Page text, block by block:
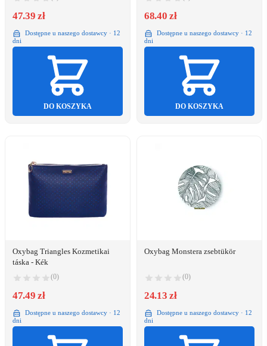
47.39 zł
Dostępne u naszego dostawcy · 12
dni
DO KOSZYKA
68.40 zł
Dostępne u naszego dostawcy · 12
dni
DO KOSZYKA
Oxybag Triangles Kozmetikai
táska - Kék
(0)
47.49 zł
Dostępne u naszego dostawcy · 12
dni
Oxybag Monstera zsebtükör
(0)
24.13 zł
Dostępne u naszego dostawcy · 12
dni